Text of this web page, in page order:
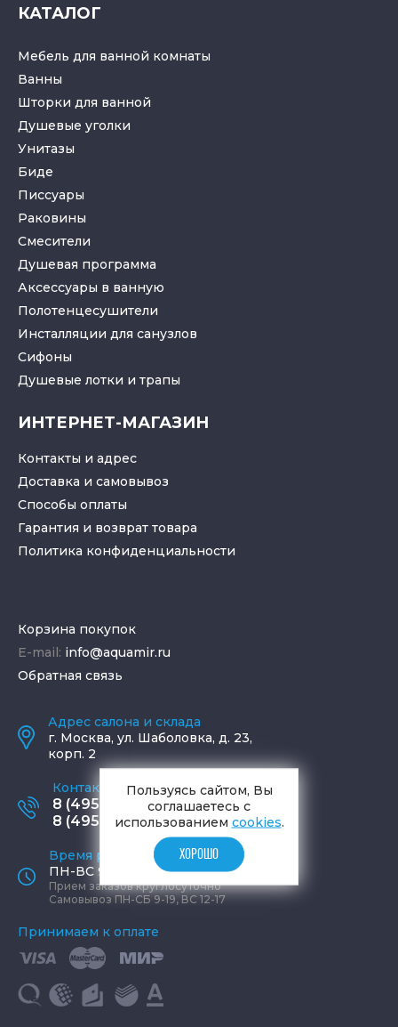
КАТАЛОГ
Мебель для ванной комнаты
Ванны
Шторки для ванной
Душевые уголки
Унитазы
Биде
Писсуары
Раковины
Смесители
Душевая программа
Аксессуары в ванную
Полотенцесушители
Инсталляции для санузлов
Cифоны
Душевые лотки и трапы
ИНТЕРНЕТ-МАГАЗИН
Контакты и адрес
Доставка и самовывоз
Способы оплаты
Гарантия и возврат товара
Политика конфиденциальности
Корзина покупок
E-mail: info@aquamir.ru
Обратная связь
Адрес салона и склада
г. Москва, ул. Шаболовка, д. 23,
корп. 2
Контактные телефоны
8 (495) 795-77-65
8 (495) 797-11-67
Время работы офиса
ПН-ВС 9:00 - 19:00
Прием заказов круглосуточно
Самовывоз ПН-СБ 9-19, ВС 12-17
Принимаем к оплате
Пользуясь сайтом, Вы
соглашаетесь с
использованием cookies.
ХОРОШО